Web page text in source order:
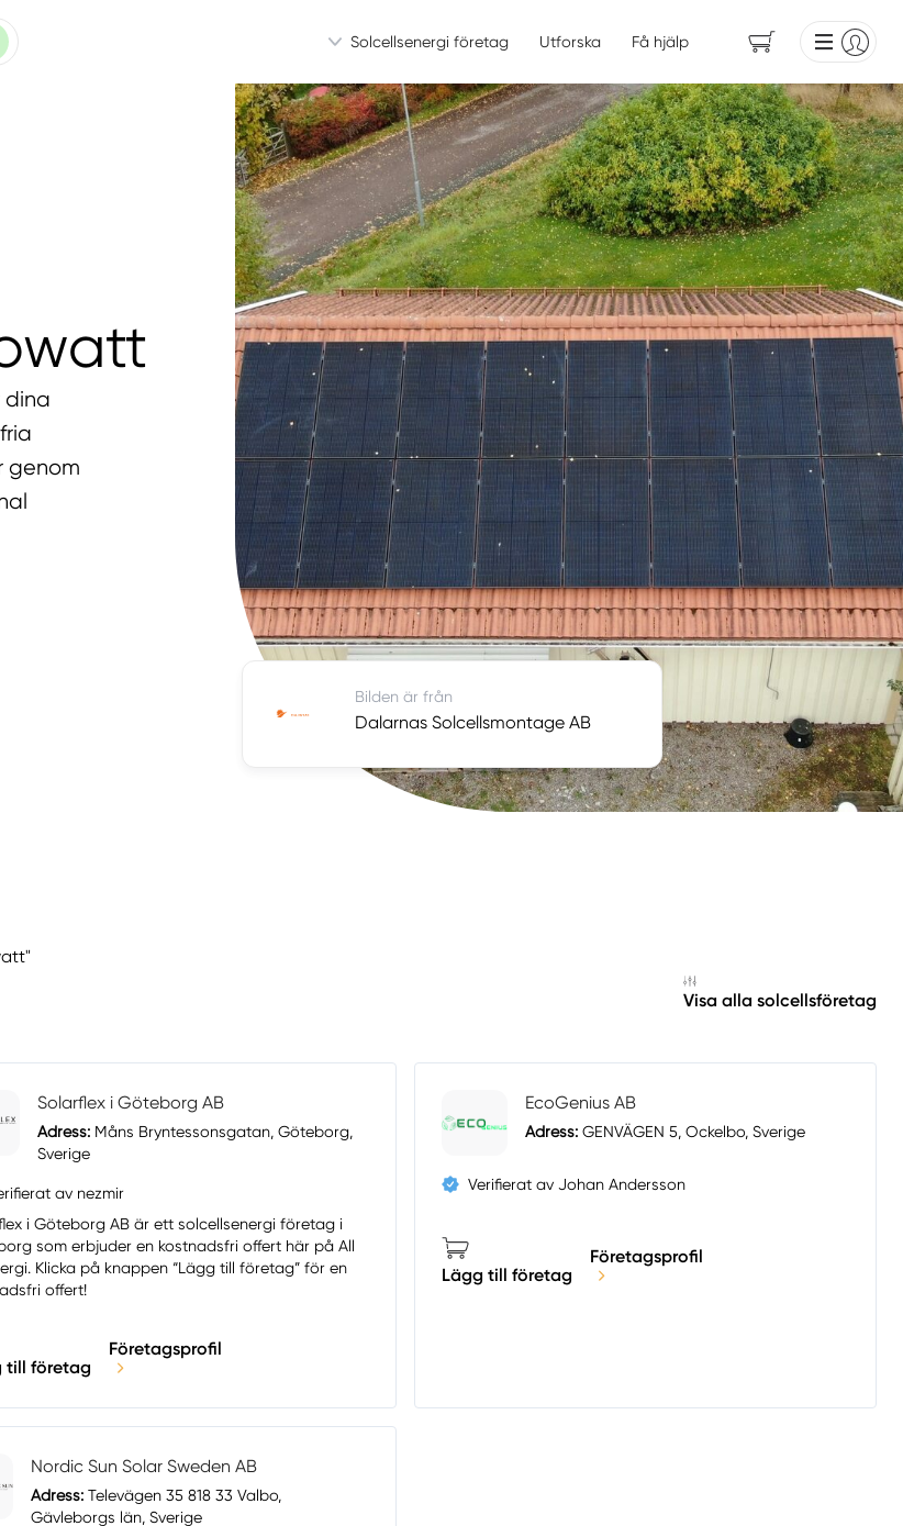
Solcellsenergi företag Utforska Få hjälp
dina
genom
Bilden är från
Dalarnas Solcellsmontage AB
Visa alla solcellsföretag
Solarflex i Göteborg AB
Adress:Måns Bryntessonsgatan, Göteborg,
Sverige
av nezmir
i Göteborg AB är ett solcellsenergi företag i
som erbjuder en kostnadsfri offert här på All
Klicka på knappen “Lägg till företag” för en
offert!
till företag
Företagsprofil
EcoGenius AB
Adress:GENVÄGEN 5, Ockelbo, Sverige
Verifierat av Johan Andersson
Lägg till företag
Företagsprofil
Nordic Sun Solar Sweden AB
Adress:Televägen 35 818 33 Valbo,
Gävleborgs län, Sverige